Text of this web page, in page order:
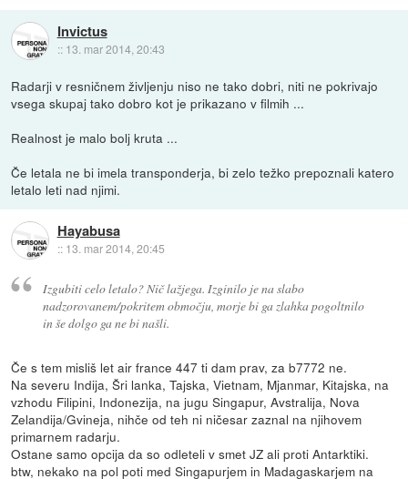
Invictus
:: 13. mar 2014, 20:43
Radarji v resničnem življenju niso ne tako dobri, niti ne pokrivajo
vsega skupaj tako dobro kot je prikazano v filmih ...
Realnost je malo bolj kruta ...
Če letala ne bi imela transponderja, bi zelo težko prepoznali katero
letalo leti nad njimi.
Hayabusa
:: 13. mar 2014, 20:45
Izgubiti celo letalo? Nič lažjega. Izginilo je na slabo
nadzorovanem/pokritem območju, morje bi ga zlahka pogoltnilo
in še dolgo ga ne bi našli.
Če s tem misliš let air france 447 ti dam prav, za b7772 ne.
Na severu Indija, Šri lanka, Tajska, Vietnam, Mjanmar, Kitajska, na
vzhodu Filipini, Indonezija, na jugu Singapur, Avstralija, Nova
Zelandija/Gvineja, nihče od teh ni ničesar zaznal na njihovem
primarnem radarju.
Ostane samo opcija da so odleteli v smet JZ ali proti Antarktiki.
btw, nekako na pol poti med Singapurjem in Madagaskarjem na